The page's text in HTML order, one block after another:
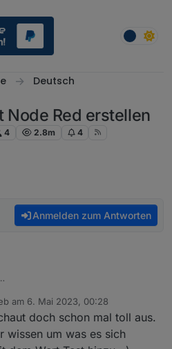
Deutsch
Node Red erstellen
4 2.8m 4
Anmelden zum Antworten
am 6. Mai 2023, 00:28
editiert von
doch schon mal toll aus.
wissen um was es sich